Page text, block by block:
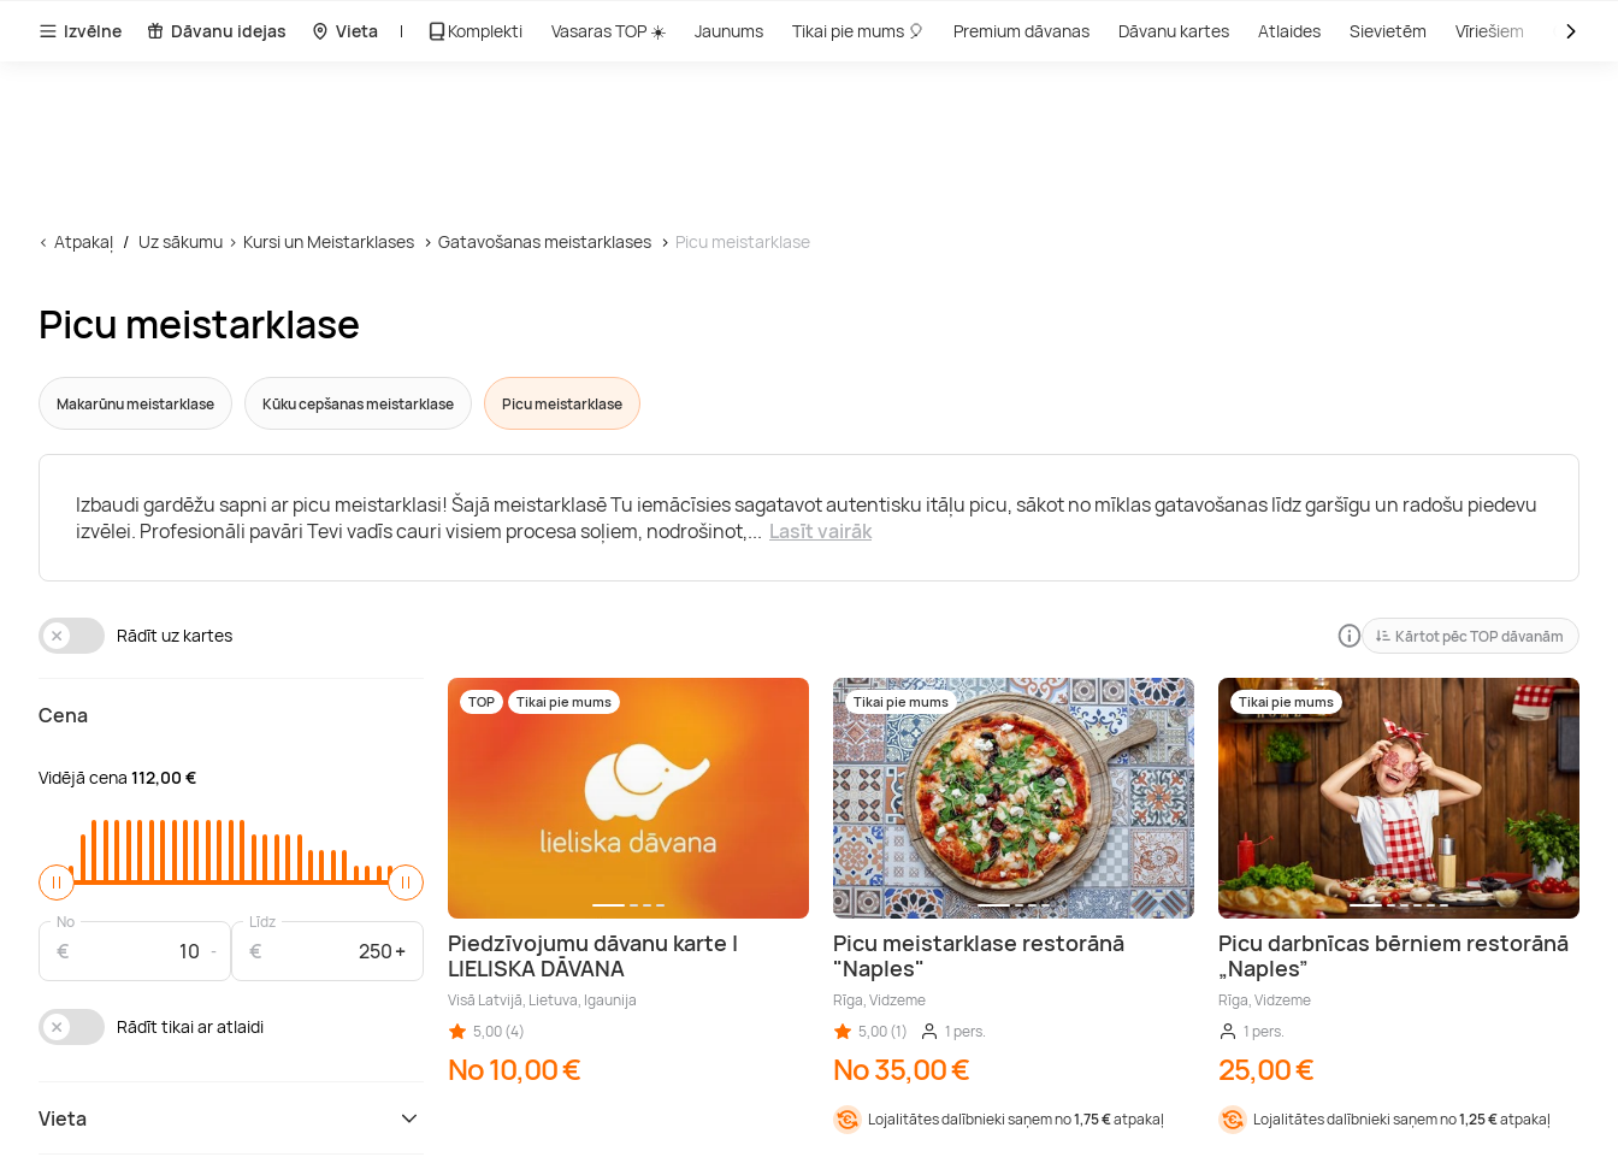
Izvēlne Dāvanu idejas Vieta Komplekti Vasaras TOP ☀️ Jaunums Tikai pie mums 🎈 Premium dāvanas Dāvanu kartes Atlaides Sievietēm Vīriešiem Outlet
Atpakaļ Uz sākumu Kursi un Meistarklases Gatavošanas meistarklases Picu meistarklase
Picu meistarklase
Makarūnu meistarklase Kūku cepšanas meistarklase Picu meistarklase
Izbaudi gardēžu sapni ar picu meistarklasi! Šajā meistarklasē Tu iemācīsies sagatavot autentisku itāļu picu, sākot no mīklas gatavošanas līdz garšīgu un radošu piedevu
izvēlei. Profesionāli pavāri Tevi vadīs cauri visiem procesa soļiem, nodrošinot,... Lasīt vairāk
Rādīt uz kartes Kārtot pēc TOP dāvanām
Cena
Vidējā cena 112,00 €
No
€
Līdz
€
Rādīt tikai ar atlaidi
Vieta
TOP Tikai pie mums
Piedzīvojumu dāvanu karte |
LIELISKA DĀVANA
Visā Latvijā, Lietuva, Igaunija
5,00 (4)
No 10,00 €
Tikai pie mums
Picu meistarklase restorānā
"Naples"
Rīga, Vidzeme
5,00 (1)
1 pers.
No 35,00 €
Lojalitātes dalībnieki saņem no1,75 €atpakaļ
Tikai pie mums
Picu darbnīcas bērniem restorānā
„Naples”
Rīga, Vidzeme
1 pers.
25,00 €
Lojalitātes dalībnieki saņem no1,25 €atpakaļ